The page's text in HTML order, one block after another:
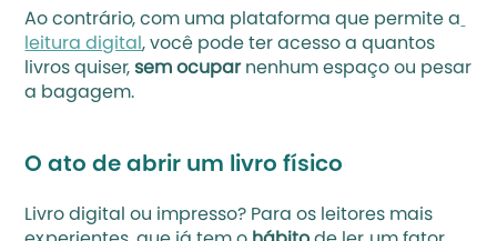
Ao contrário, com uma plataforma que permite a
leitura digital, você pode ter acesso a quantos
livros quiser, sem ocupar nenhum espaço ou pesar
a bagagem.
O ato de abrir um livro físico
Livro digital ou impresso? Para os leitores mais